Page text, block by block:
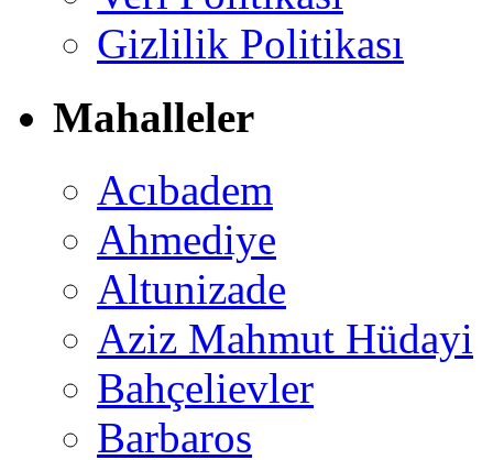
Gizlilik Politikası
Mahalleler
Acıbadem
Ahmediye
Altunizade
Aziz Mahmut Hüdayi
Bahçelievler
Barbaros